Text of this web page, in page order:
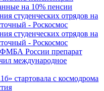
на 10% пенсии
студенческих отрядов на
- Роскосмос
студенческих отрядов на
- Роскосмос
России препарат
международное
стартовала с космодрома